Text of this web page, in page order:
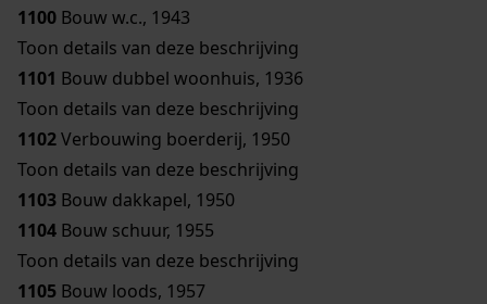
1100 Bouw w.c., 1943
Toon details van deze beschrijving
1101 Bouw dubbel woonhuis, 1936
Toon details van deze beschrijving
1102Verbouwing boerderij, 1950
Toon details van deze beschrijving
1103 Bouw dakkapel, 1950
1104 Bouw schuur, 1955
Toon details van deze beschrijving
1105 Bouw loods, 1957